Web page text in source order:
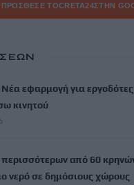
ΠΡΟΣΘΕΣΕ ΤΟCRETA24ΣΤΗΝ
εφαρμογή για
κινητού
περισσότερων από 60
νερό σε δημόσιους χώρους